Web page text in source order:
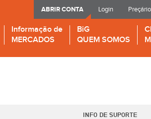
Login Preçário
ABRIR CONTA
Informação de
MERCADOS
BiG
QUEM SOMOS
INFO DE SUPORTE